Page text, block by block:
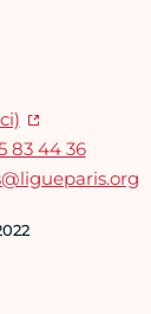
83 44 36